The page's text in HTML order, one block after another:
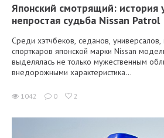
Японский смотрящий: история
непростая судьба Nissan Patrol
Среди хэтчбеков, седанов, универсалов,
спорткаров японской марки Nissan
выделялась не только мужественным
внедорожными характеристика...
1042 0 2